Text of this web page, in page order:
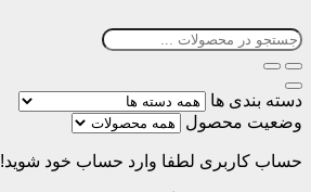
دسته بندی ها
وضعیت محصول
حساب کاربری لطفا وارد حساب خود شوید!